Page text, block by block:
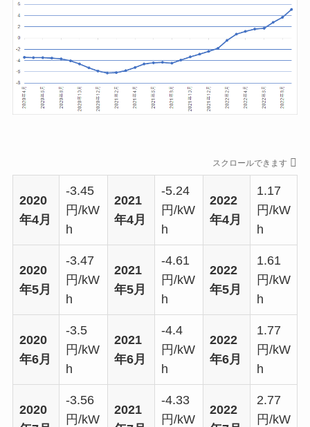
スクロールできます
2020
年4月
-3.45
円/kW
h
2021
年4月
-5.24
円/kW
h
2022
年4月
1.17
円/kW
h
2020
年5月
-3.47
円/kW
h
2021
年5月
-4.61
円/kW
h
2022
年5月
1.61
円/kW
h
2020
年6月
-3.5
円/kW
h
2021
年6月
-4.4
円/kW
h
2022
年6月
1.77
円/kW
h
2020
-3.56
円/kW
2021
-4.33
円/kW
2022
2.77
円/kW